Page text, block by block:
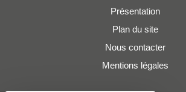
Présentation
Plan du site
Nous contacter
Mentions légales